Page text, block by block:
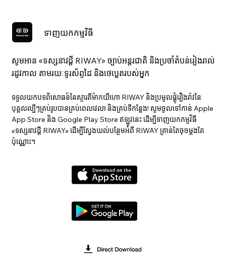
ទាញយកកម្មវិធី
សូមអាន «ទស្សនាវ​ដ្ដី RIWAY» ច្បាប់អន្តរជាតិ និងប្រចាំតំបន់រៀងរាល់
រដូវកាល តាមរយៈទូរស័ព្ទដៃ និងថេប្លេតរបស់អ្នក
ទទួលយកបទពិសោធន៍នៃស្មារតីម៉ាកយីហោ RIWAY និងប្រមូលផ្តុំរឿងរ៉ាវនៃ
បុគ្គលល្បីៗគ្រប់រូបបានគ្រប់ពេលវេលា និងគ្រប់ទីកន្លែង! សូមចូលទៅកាន់ Apple
App Store និង Google Play Store ឥឡូវនេះ ដើម្បីទាញយកកម្មវិធី
«ទស្សនាវ​ដ្ដី RIWAY» ដើម្បីស្វែងយល់បន្ថែមអំពី RIWAY គ្រាន់តែចុចម្តងតែ
ប៉ុណ្ណោះ។